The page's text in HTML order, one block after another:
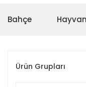
Bahçe
Ürün Grupları